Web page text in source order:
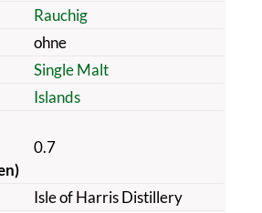
Rauchig
ohne
Single Malt
Islands
0.7
Isle of Harris Distillery